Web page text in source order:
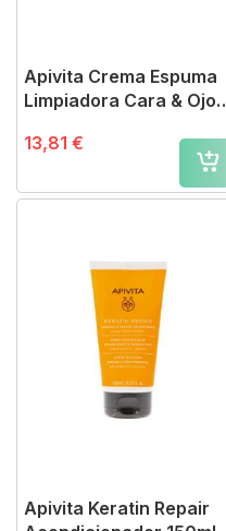
Apivita Crema Espuma
Limpiadora Cara & Ojos
13,81 €
Apivita Keratin Repair